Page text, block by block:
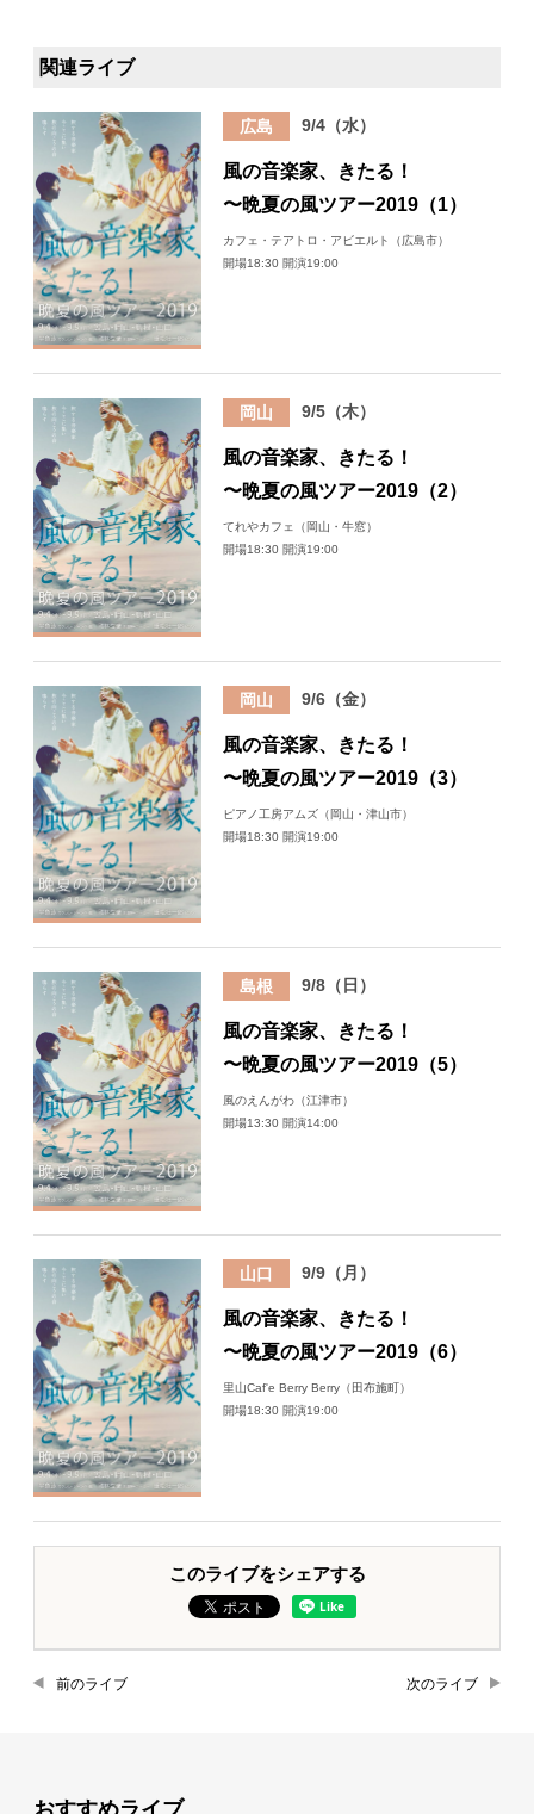
関連ライブ
広島 9/4（水）
風の音楽家、きたる！
〜晩夏の風ツアー2019（1）
カフェ・テアトロ・アビエルト（広島市）
開場18:30 開演19:00
岡山 9/5（木）
風の音楽家、きたる！
〜晩夏の風ツアー2019（2）
てれやカフェ（岡山・牛窓）
開場18:30 開演19:00
岡山 9/6（金）
風の音楽家、きたる！
〜晩夏の風ツアー2019（3）
ピアノ工房アムズ（岡山・津山市）
開場18:30 開演19:00
島根 9/8（日）
風の音楽家、きたる！
〜晩夏の風ツアー2019（5）
風のえんがわ（江津市）
開場13:30 開演14:00
山口 9/9（月）
風の音楽家、きたる！
〜晩夏の風ツアー2019（6）
里山Caf'e Berry Berry（田布施町）
開場18:30 開演19:00
このライブをシェアする
前のライブ 次のライブ
おすすめライブ